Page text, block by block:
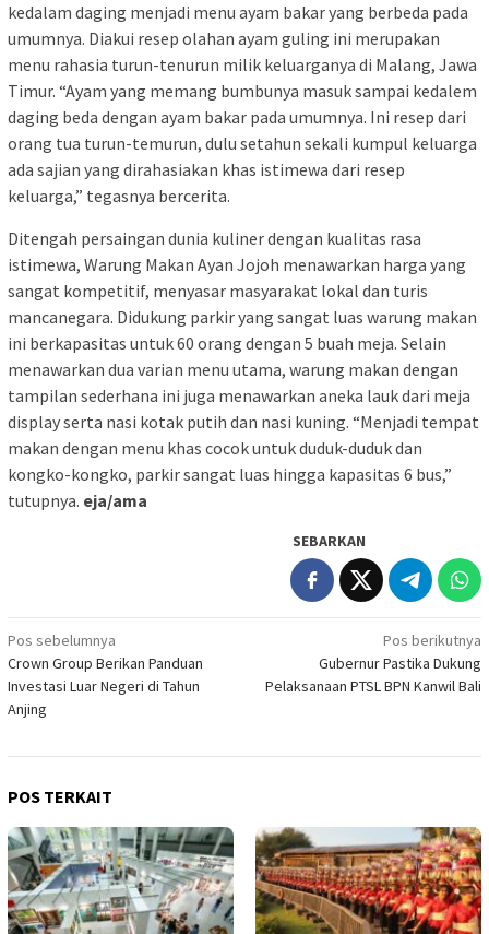
kedalam daging menjadi menu ayam bakar yang berbeda pada
umumnya. Diakui resep olahan ayam guling ini merupakan
menu rahasia turun-tenurun milik keluarganya di Malang, Jawa
Timur. “Ayam yang memang bumbunya masuk sampai kedalem
daging beda dengan ayam bakar pada umumnya. Ini resep dari
orang tua turun-temurun, dulu setahun sekali kumpul keluarga
ada sajian yang dirahasiakan khas istimewa dari resep
keluarga,” tegasnya bercerita.
Ditengah persaingan dunia kuliner dengan kualitas rasa
istimewa, Warung Makan Ayan Jojoh menawarkan harga yang
sangat kompetitif, menyasar masyarakat lokal dan turis
mancanegara. Didukung parkir yang sangat luas warung makan
ini berkapasitas untuk 60 orang dengan 5 buah meja. Selain
menawarkan dua varian menu utama, warung makan dengan
tampilan sederhana ini juga menawarkan aneka lauk dari meja
display serta nasi kotak putih dan nasi kuning. “Menjadi tempat
makan dengan menu khas cocok untuk duduk-duduk dan
kongko-kongko, parkir sangat luas hingga kapasitas 6 bus,”
tutupnya. eja/ama
SEBARKAN
Navigasi
pos
Pos sebelumnya
Crown Group Berikan Panduan
Investasi Luar Negeri di Tahun
Anjing
Pos berikutnya
Gubernur Pastika Dukung
Pelaksanaan PTSL BPN Kanwil Bali
POS TERKAIT